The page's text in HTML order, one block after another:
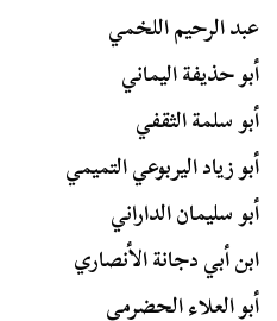
عبد الرحيم اللخمي
أبو حذيفة اليماني
أبو سلمة الثقفي
أبو زياد اليربوعي التميمي
أبو سليمان الداراني
ابن أبي دجانة الأنصاري
أبو العلاء الحضرمي